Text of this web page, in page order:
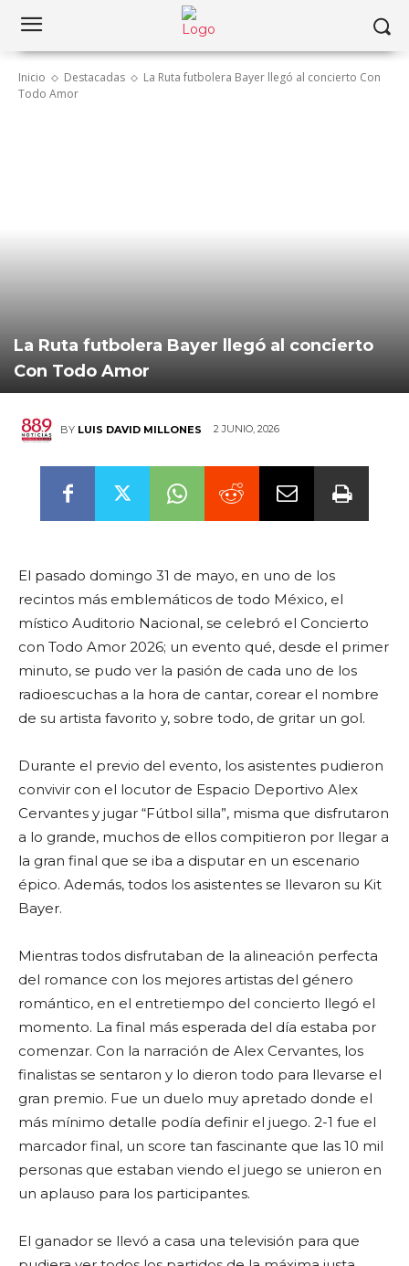
Inicio Destacadas
La Ruta futbolera Bayer llegó al concierto Con
Todo Amor
La Ruta futbolera Bayer llegó al concierto
Con Todo Amor
BY LUIS DAVID MILLONES 2 JUNIO, 2026
El pasado domingo 31 de mayo, en uno de los
recintos más emblemáticos de todo México, el
místico Auditorio Nacional, se celebró el Concierto
con Todo Amor 2026; un evento qué, desde el primer
minuto, se pudo ver la pasión de cada uno de los
radioescuchas a la hora de cantar, corear el nombre
de su artista favorito y, sobre todo, de gritar un gol.
Durante el previo del evento, los asistentes pudieron
convivir con el locutor de Espacio Deportivo Alex
Cervantes y jugar “Fútbol silla”, misma que disfrutaron
a lo grande, muchos de ellos compitieron por llegar a
la gran final que se iba a disputar en un escenario
épico. Además, todos los asistentes se llevaron su Kit
Bayer.
Mientras todos disfrutaban de la alineación perfecta
del romance con los mejores artistas del género
romántico, en el entretiempo del concierto llegó el
momento. La final más esperada del día estaba por
comenzar. Con la narración de Alex Cervantes, los
finalistas se sentaron y lo dieron todo para llevarse el
gran premio. Fue un duelo muy apretado donde el
más mínimo detalle podía definir el juego. 2-1 fue el
marcador final, un score tan fascinante que las 10 mil
personas que estaban viendo el juego se unieron en
un aplauso para los participantes.
El ganador se llevó a casa una televisión para que